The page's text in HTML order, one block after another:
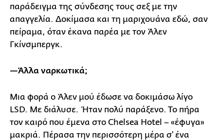
παράδειγμα της σύνδεσης τους σεξ με την
απαγγελία. Δοκίμασα και τη μαριχουάνα εδώ, σαν
πείραμα, όταν έκανα παρέα με τον Άλεν
Γκίνσμπεργκ.
—Άλλα ναρκωτικά;
Μια φορά ο Άλεν μού έδωσε να δοκιμάσω λίγο
LSD. Με διάλυσε. Ήταν πολύ παράξενο. Το πήρα
τον καιρό που έμενα στο Chelsea Hotel – «έφυγα»
μακριά. Πέρασα την περισσότερη μέρα σ’ ένα